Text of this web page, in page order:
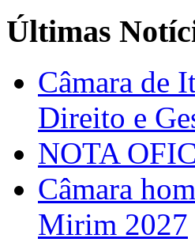
Últimas
Câmara de
Direito e
NOTA
Câmara
Mirim 2027